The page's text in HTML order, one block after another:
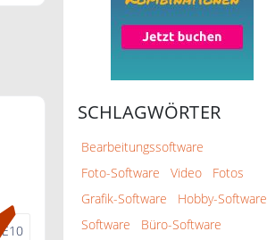
SCHLAGWÖRTER
Bearbeitungssoftware
Foto-Software
Video
Fotos
Grafik-Software
Hobby-Software
Software
Büro-Software